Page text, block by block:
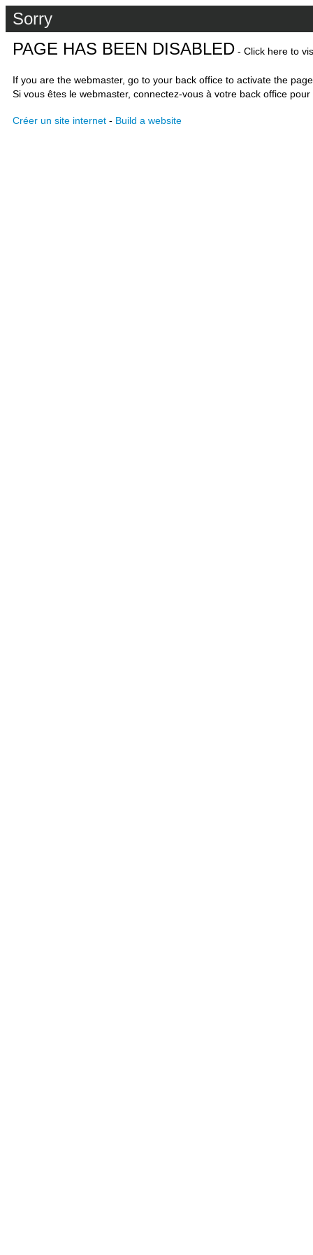
Sorry
PAGE HAS BEEN DISABLED - Click here to
If you are the webmaster, go to your back office to activate the
Si vous êtes le webmaster, connectez-vous à votre back office
Créer un site internet - Build a website